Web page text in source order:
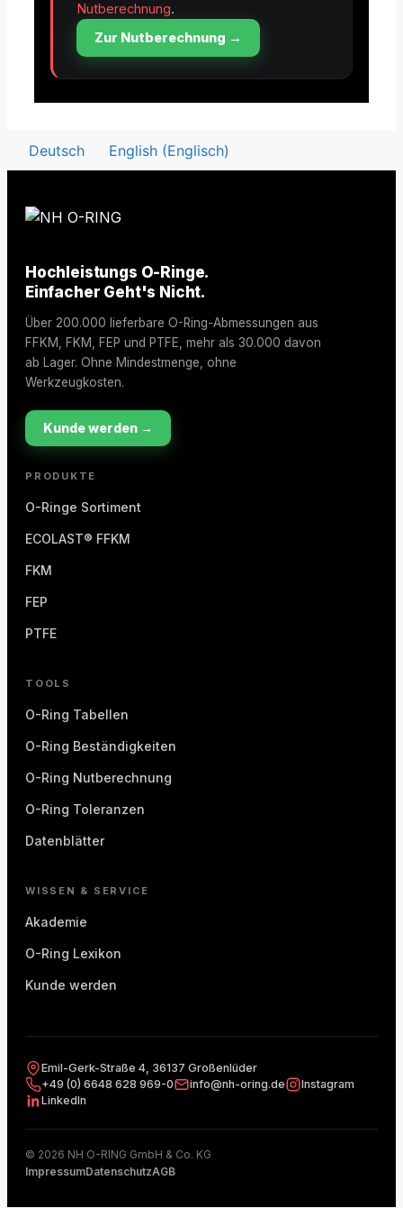
Nutberechnung.
Zur Nutberechnung →
Deutsch English(Englisch)
Hochleistungs O-Ringe.
Einfacher Geht's Nicht.
Über 200.000 lieferbare O-Ring-Abmessungen aus
FFKM, FKM, FEP und PTFE, mehr als 30.000 davon
ab Lager. Ohne Mindestmenge, ohne
Werkzeugkosten.
Kunde werden →
PRODUKTE
O-Ringe Sortiment
ECOLAST® FFKM
FKM
FEP
PTFE
TOOLS
O-Ring Tabellen
O-Ring Beständigkeiten
O-Ring Nutberechnung
O-Ring Toleranzen
Datenblätter
WISSEN & SERVICE
Akademie
O-Ring Lexikon
Kunde werden
Emil-Gerk-Straße 4, 36137 Großenlüder
+49 (0) 6648 628 969-0
info@nh-oring.de
Instagram
LinkedIn
© 2026 NH O-RING GmbH & Co. KG
ImpressumDatenschutzAGB